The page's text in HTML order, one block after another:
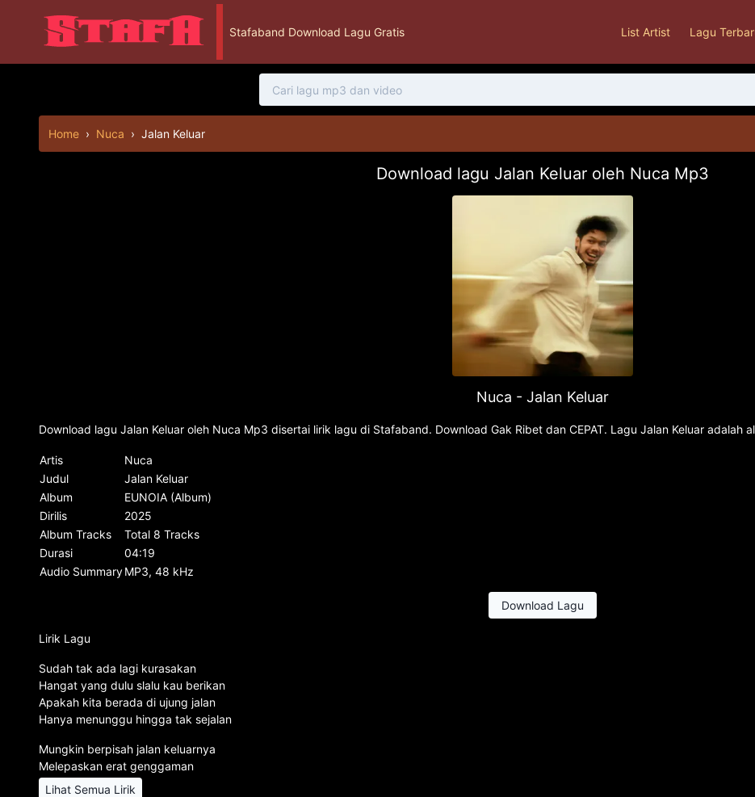
Stafaband Download Lagu Gratis List Artist Lagu
Home › Nuca › Jalan Keluar
Download lagu Jalan Keluar oleh Nuca Mp3
Nuca - Jalan Keluar
Download lagu Jalan Keluar oleh Nuca Mp3 disertai lirik lagu di Stafaband. Download Gak Ribet dan CEPAT. Lagu Jalan Keluar adalah
Artis
Nuca
Judul
Jalan Keluar
Album
EUNOIA (Album)
Dirilis
2025
Album Tracks
Total 8 Tracks
Durasi
04:19
Audio SummaryMP3, 48 kHz
Download Lagu
Lirik Lagu
Sudah tak ada lagi kurasakan
Hangat yang dulu slalu kau berikan
Apakah kita berada di ujung jalan
Hanya menunggu hingga tak sejalan
Mungkin berpisah jalan keluarnya
Melepaskan erat genggaman
Lihat Semua Lirik